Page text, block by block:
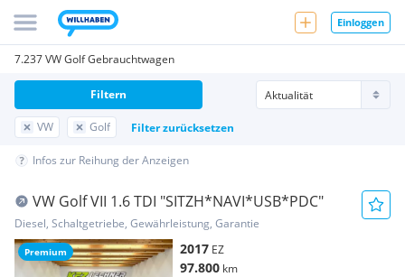
Einloggen
7.237 VW Golf Gebrauchtwagen
VW Golf Filter zurücksetzen
Filtern
Infos zur Reihung der Anzeigen
Premium
VW Golf VII 1.6 TDI "SITZH*NAVI*USB*PDC"
Diesel, Schaltgetriebe, Gewährleistung, Garantie
2017 EZ
97.800 km